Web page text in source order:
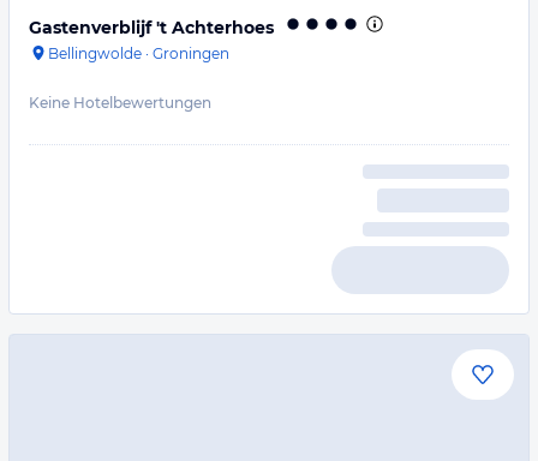
Gastenverblijf 't Achterhoes
Bellingwolde · Groningen
Keine Hotelbewertungen